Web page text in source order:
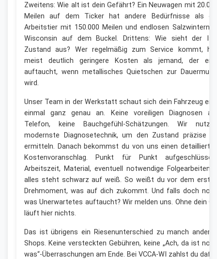
Zweitens: Wie alt ist dein Gefährt? Ein Neuwagen mit
Meilen auf dem Ticker hat andere Bedürfnisse als
Arbeitstier mit 150.000 Meilen und endlosen Salzwintern
Wisconsin auf dem Buckel. Drittens: Wie sieht der
Zustand aus? Wer regelmäßig zum Service kommt,
meist deutlich geringere Kosten als jemand, der
auftaucht, wenn metallisches Quietschen zur
wird.
Unser Team in der Werkstatt schaut sich dein Fahrzeug
einmal ganz genau an. Keine voreiligen Diagnosen
Telefon, keine Bauchgefühl-Schätzungen. Wir
modernste Diagnosetechnik, um den Zustand präzise
ermitteln. Danach bekommst du von uns einen
Kostenvoranschlag. Punkt für Punkt
Arbeitszeit, Material, eventuell notwendige Folgearbeiten
alles steht schwarz auf weiß. So weißt du vor dem
Drehmoment, was auf dich zukommt. Und falls doch
was Unerwartetes auftaucht? Wir melden uns. Ohne dein
läuft hier nichts.
Das ist übrigens ein Riesenunterschied zu manch
Shops. Keine versteckten Gebühren, keine „Ach, da ist
was“-Überraschungen am Ende. Bei VCCA-WI zahlst du